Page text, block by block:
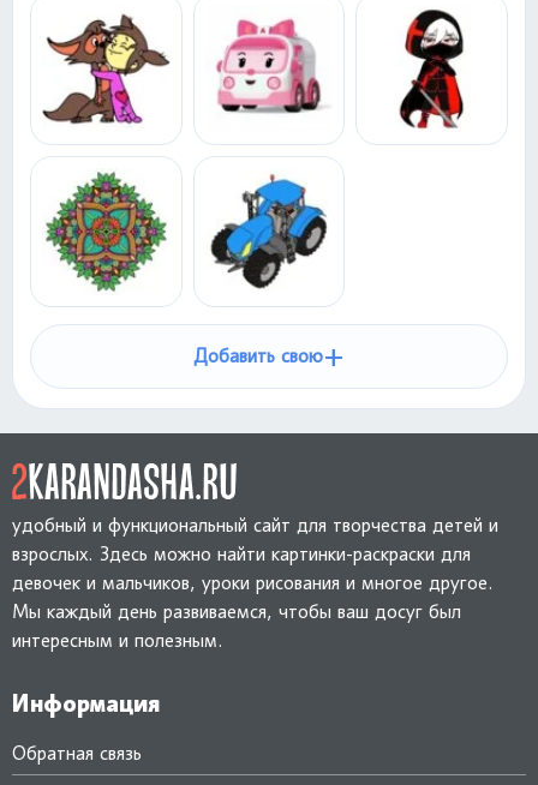
Добавить свою+
удобный и функциональный сайт для творчества детей и
взрослых. Здесь можно найти картинки-раскраски для
девочек и мальчиков, уроки рисования и многое другое.
Мы каждый день развиваемся, чтобы ваш досуг был
интересным и полезным.
Информация
Обратная связь